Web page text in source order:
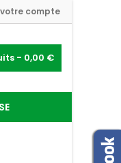
compte
- 0,00 €